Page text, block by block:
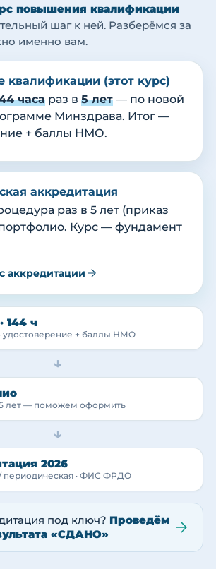
повышения квалификации
шаг к ней. Разберёмся за
именно вам.
(этот курс)
часа раз в 5 лет — по новой
Минздрава. Итог —
+ баллы НМО.
аккредитация
раз в 5 лет (приказ
Курс — фундамент
аккредитации
144 ч
удостоверение + баллы НМО
→
5 лет — поможем оформить
→
2026
периодическая · ФИС ФРДО
под ключ? Проведём
«СДАНО»